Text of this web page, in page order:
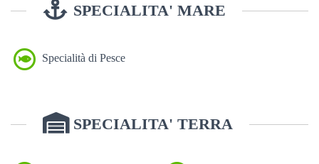
SPECIALITA' MARE
Specialità di Pesce
SPECIALITA' TERRA